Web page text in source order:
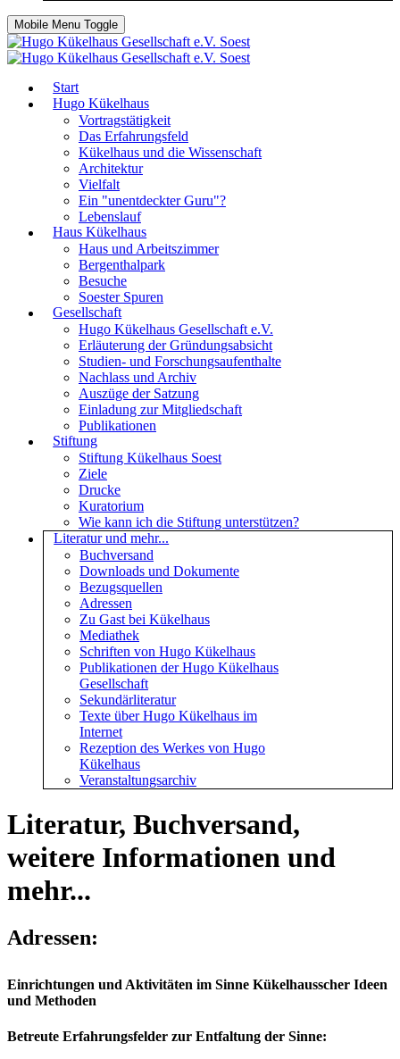
Mobile Menu Toggle
Start
Hugo Kükelhaus
Vortragstätigkeit
Das Erfahrungsfeld
Kükelhaus und die Wissenschaft
Architektur
Vielfalt
Ein "unentdeckter Guru"?
Lebenslauf
Haus Kükelhaus
Haus und Arbeitszimmer
Bergenthalpark
Besuche
Soester Spuren
Gesellschaft
Hugo Kükelhaus Gesellschaft e.V.
Erläuterung der Gründungsabsicht
Studien- und Forschungsaufenthalte
Nachlass und Archiv
Auszüge der Satzung
Einladung zur Mitgliedschaft
Publikationen
Stiftung
Stiftung Kükelhaus Soest
Ziele
Drucke
Kuratorium
Wie kann ich die Stiftung unterstützen?
Literatur und mehr...
Buchversand
Downloads und Dokumente
Bezugsquellen
Adressen
Zu Gast bei Kükelhaus
Mediathek
Schriften von Hugo Kükelhaus
Publikationen der Hugo Kükelhaus
Gesellschaft
Sekundärliteratur
Texte über Hugo Kükelhaus im
Internet
Rezeption des Werkes von Hugo
Kükelhaus
Veranstaltungsarchiv
Literatur, Buchversand,
weitere Informationen und
mehr...
Adressen:
Einrichtungen und Aktivitäten im Sinne Kükelhausscher Ideen
und Methoden
Betreute Erfahrungsfelder zur Entfaltung der Sinne: